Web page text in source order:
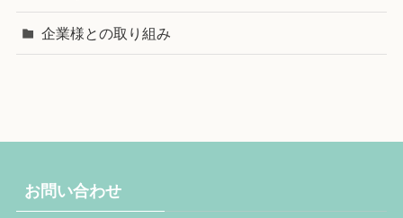
企業様との取り組み
お問い合わせ